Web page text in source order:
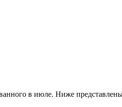
в июле. Ниже представлены